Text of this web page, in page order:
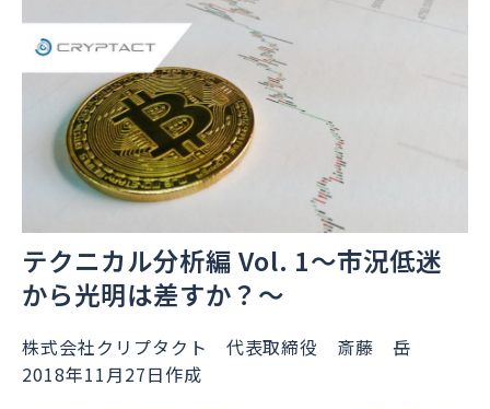
テクニカル分析編 Vol. 1～市況低迷
から光明は差すか？～
株式会社クリプタクト 代表取締役 斎藤 岳
2018年11月27日作成